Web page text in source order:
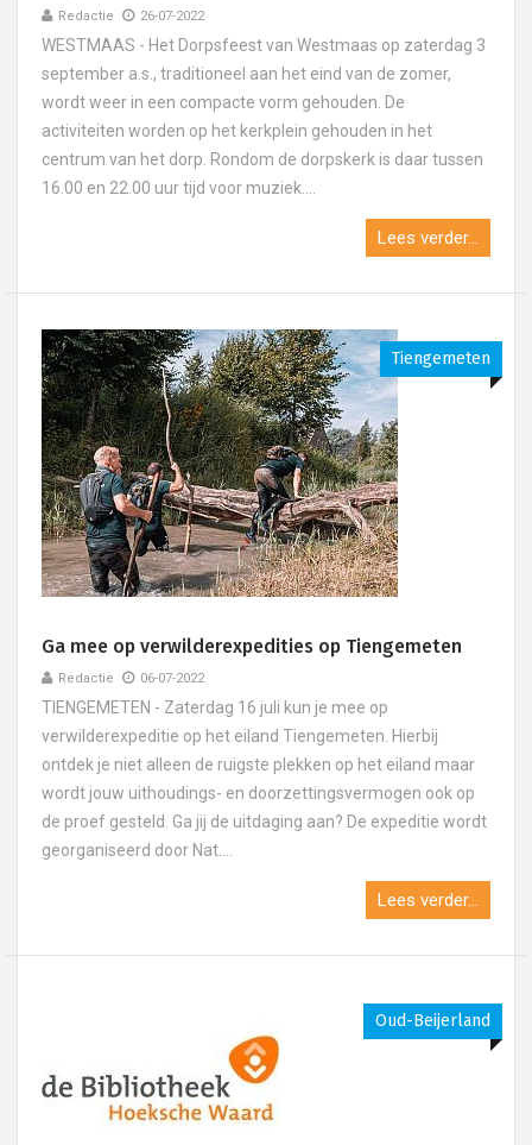
Redactie 26-07-2022
WESTMAAS - Het Dorpsfeest van Westmaas op zaterdag 3
september a.s., traditioneel aan het eind van de zomer,
wordt weer in een compacte vorm gehouden. De
activiteiten worden op het kerkplein gehouden in het
centrum van het dorp. Rondom de dorpskerk is daar tussen
16.00 en 22.00 uur tijd voor muziek....
Lees verder...
Tiengemeten
Ga mee op verwilderexpedities op Tiengemeten
Redactie 06-07-2022
TIENGEMETEN - Zaterdag 16 juli kun je mee op
verwilderexpeditie op het eiland Tiengemeten. Hierbij
ontdek je niet alleen de ruigste plekken op het eiland maar
wordt jouw uithoudings- en doorzettingsvermogen ook op
de proef gesteld. Ga jij de uitdaging aan? De expeditie wordt
georganiseerd door Nat....
Lees verder...
Oud-Beijerland